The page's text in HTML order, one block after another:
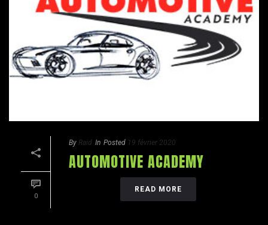
0
By Raid In Posted 19 février 2020
AUTOMOTIVE ACADEMY
READ MORE